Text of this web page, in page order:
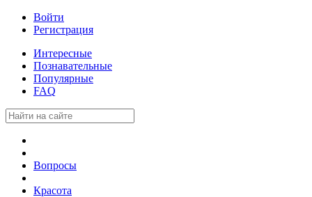
Войти
Регистрация
Интересные
Познавательные
Популярные
FAQ
Вопросы
Красота